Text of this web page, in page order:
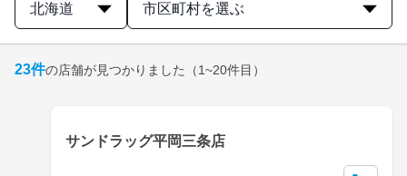
オンラインショップ
製品検索はこちら
北海道 市区町村を選ぶ
23件の店舗が見つかりました （1~20件目）
サンドラッグ平岡三条店